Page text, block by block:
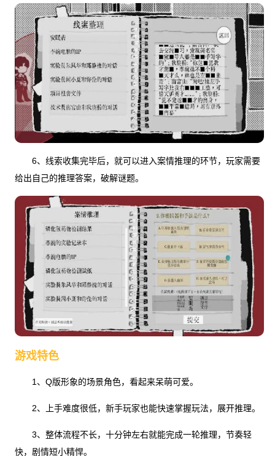
6、线索收集完毕后，就可以进入案情推理的环节，玩家需要
给出自己的推理答案，破解谜题。
游戏特色
1、Q版形象的场景角色，看起来呆萌可爱。
2、上手难度很低，新手玩家也能快速掌握玩法，展开推理。
3、整体流程不长，十分钟左右就能完成一轮推理，节奏轻
快，剧情短小精悍。